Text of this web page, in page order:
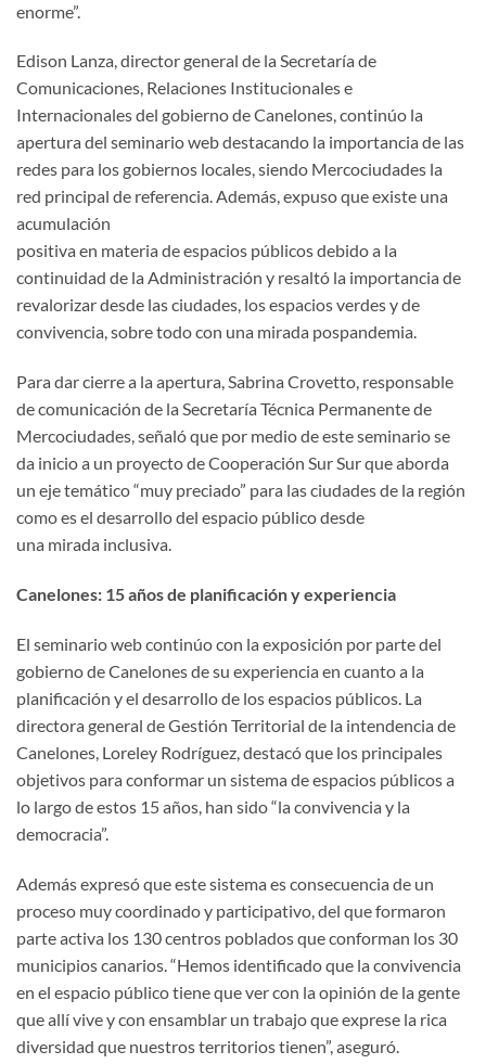
enorme”.
Edison Lanza, director general de la Secretaría de
Comunicaciones, Relaciones Institucionales e
Internacionales del gobierno de Canelones, continúo la
apertura del seminario web destacando la importancia de las
redes para los gobiernos locales, siendo Mercociudades la
red principal de referencia. Además, expuso que existe una
acumulación
positiva en materia de espacios públicos debido a la
continuidad de la Administración y resaltó la importancia de
revalorizar desde las ciudades, los espacios verdes y de
convivencia, sobre todo con una mirada pospandemia.
Para dar cierre a la apertura, Sabrina Crovetto, responsable
de comunicación de la Secretaría Técnica Permanente de
Mercociudades, señaló que por medio de este seminario se
da inicio a un proyecto de Cooperación Sur Sur que aborda
un eje temático “muy preciado” para las ciudades de la región
como es el desarrollo del espacio público desde
una mirada inclusiva.
Canelones: 15 años de planificación y experiencia
El seminario web continúo con la exposición por parte del
gobierno de Canelones de su experiencia en cuanto a la
planificación y el desarrollo de los espacios públicos. La
directora general de Gestión Territorial de la intendencia de
Canelones, Loreley Rodríguez, destacó que los principales
objetivos para conformar un sistema de espacios públicos a
lo largo de estos 15 años, han sido “la convivencia y la
democracia”.
Además expresó que este sistema es consecuencia de un
proceso muy coordinado y participativo, del que formaron
parte activa los 130 centros poblados que conforman los 30
municipios canarios. “Hemos identificado que la convivencia
en el espacio público tiene que ver con la opinión de la gente
que allí vive y con ensamblar un trabajo que exprese la rica
diversidad que nuestros territorios tienen”, aseguró.